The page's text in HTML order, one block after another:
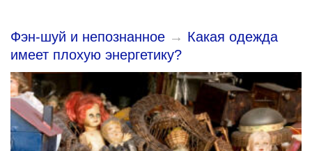
Фэн-шуй и непознанное → Какая одежда
имеет плохую энергетику?